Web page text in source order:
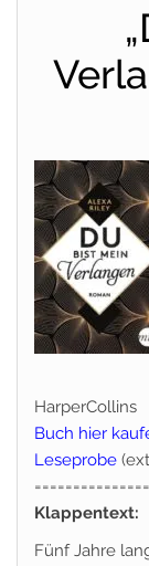
HarperCollins
Buch hier
Leseprobe
Klappentext:
Fünf Jahre